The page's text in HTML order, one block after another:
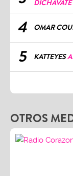
DICHAVATE
4 OMAR
5 KATTEYES
OTROS